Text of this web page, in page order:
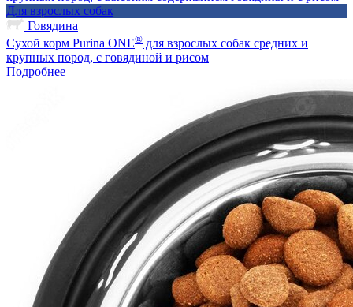
Для взрослых собак
Говядина
Сухой корм Purina ONE® для взрослых собак средних и
крупных пород, с говядиной и рисом
Подробнее